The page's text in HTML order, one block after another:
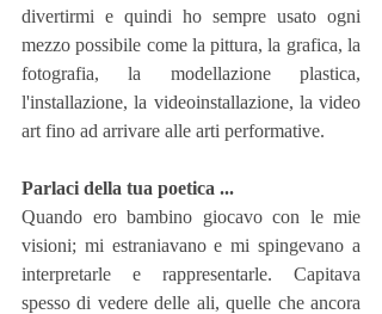
divertirmi e quindi ho sempre usato ogni
mezzo possibile come la pittura, la grafica, la
fotografia, la modellazione plastica,
l'installazione, la videoinstallazione, la video
art fino ad arrivare alle arti performative.
Parlaci della tua poetica ...
Quando ero bambino giocavo con le mie
visioni; mi estraniavano e mi spingevano a
interpretarle e rappresentarle. Capitava
spesso di vedere delle ali, quelle che ancora